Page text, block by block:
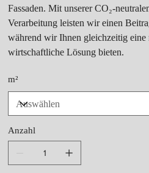
Fassaden. Mit unserer CO₂-
Verarbeitung leisten wir einen
während wir Ihnen gleichzeitig eine
wirtschaftliche Lösung bieten.
m²
Anzahl